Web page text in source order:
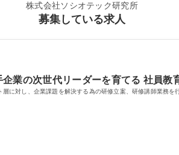
株式会社ソシオテック研究所
募集している求人
業の次世代リーダーを育てる 社員教
に対し、企業課題を解決する為の研修立案、研修講師業務